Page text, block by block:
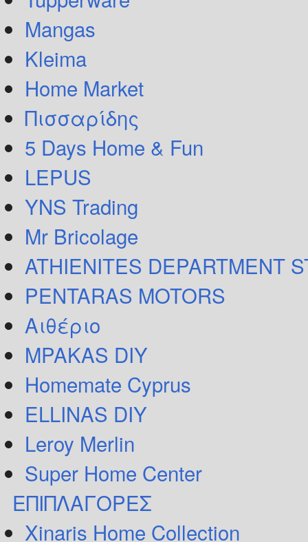
Mangas
Kleima
Home Market
Πισσαρίδης
5 Days Home & Fun
LEPUS
YNS Trading
Mr Bricolage
ATHIENITES DEPARTMENT
PENTARAS MOTORS
Αιθέριο
MPAKAS DIY
Homemate Cyprus
ELLINAS DIY
Leroy Merlin
Super Home Center
ΕΠΙΠΛΑΓΟΡΕΣ
Xinaris Home Collection